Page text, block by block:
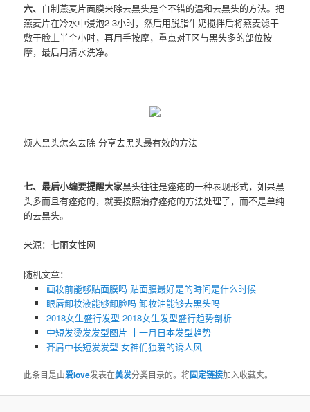
六、 自制燕麦片面膜来除去黑头是个不错的温和去黑头的方法。把
燕麦片在冷水中浸泡2-3小时，然后用脱脂牛奶搅拌后将燕麦滤干
敷于脸上半个小时，再用手按摩，重点对T区与黑头多的部位按
摩，最后用清水洗净。
烦人黑头怎么去除 分享去黑头最有效的方法
七、最后小编要提醒大家黑头往往是痤疮的一种表现形式，如果黑
头多而且有痤疮的，就要按照治疗痤疮的方法处理了，而不是单纯
的去黑头。
来源：七丽女性网
随机文章：
画妆前能够贴面膜吗 贴面膜最好是的時间是什么时候
眼唇卸妆液能够卸脸吗 卸妆油能够去黑头吗
2018女生盛行发型 2018女生发型盛行趋势剖析
中短发烫发发型图片 十一月日本发型趋势
齐肩中长短发发型 女神们独爱的诱人风
此条目是由爱love发表在美发分类目录的。将固定链接加入收藏夹。